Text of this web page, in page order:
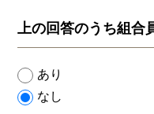
上の回答のうち組合
あり
なし